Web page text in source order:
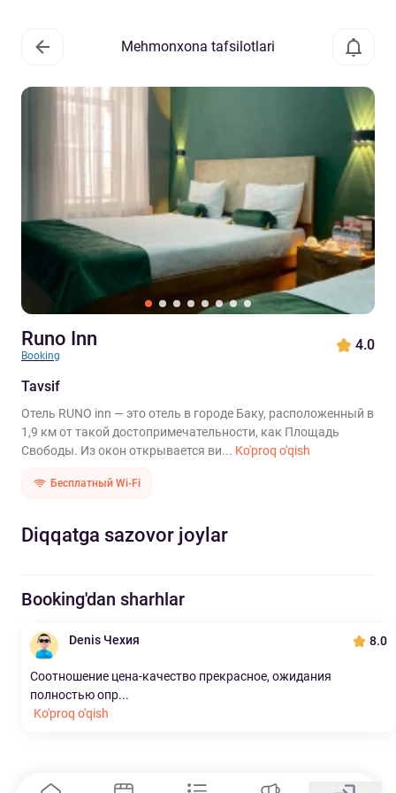
Mehmonxona tafsilotlari
Runo Inn
Booking
4.0
Tavsif
Отель RUNO inn — это отель в городе Баку, расположенный в
1,9 км от такой достопримечательности, как Площадь
Свободы. Из окон открывается ви... Ko'proq o'qish
Бесплатный Wi-Fi
Diqqatga sazovor joylar
Booking'dan sharhlar
Denis Чехия 8.0
Соотношение цена-качество прекрасное, ожидания
полностью опр...
Ko'proq o'qish